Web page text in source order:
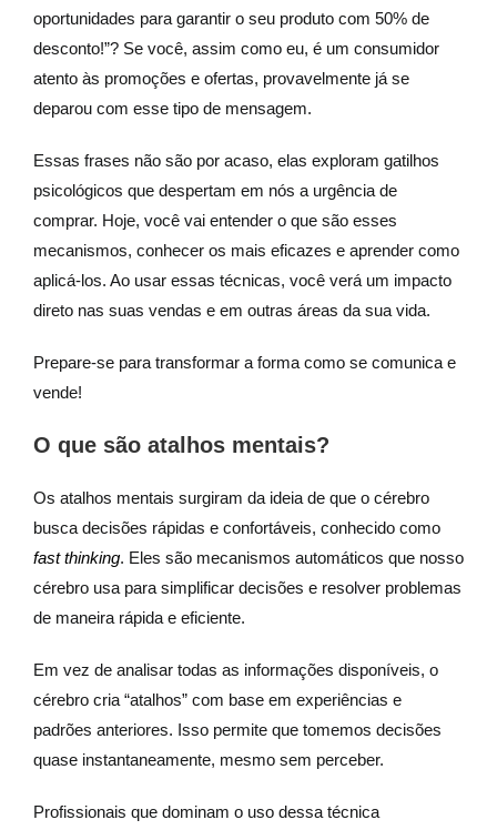
oportunidades para garantir o seu produto com 50% de
desconto!”? Se você, assim como eu, é um consumidor
atento às promoções e ofertas, provavelmente já se
deparou com esse tipo de mensagem.
Essas frases não são por acaso, elas exploram gatilhos
psicológicos que despertam em nós a urgência de
comprar. Hoje, você vai entender o que são esses
mecanismos, conhecer os mais eficazes e aprender como
aplicá-los. Ao usar essas técnicas, você verá um impacto
direto nas suas vendas e em outras áreas da sua vida.
Prepare-se para transformar a forma como se comunica e
vende!
O que são atalhos mentais?
Os atalhos mentais surgiram da ideia de que o cérebro
busca decisões rápidas e confortáveis, conhecido como
fast thinking. Eles são mecanismos automáticos que nosso
cérebro usa para simplificar decisões e resolver problemas
de maneira rápida e eficiente.
Em vez de analisar todas as informações disponíveis, o
cérebro cria “atalhos” com base em experiências e
padrões anteriores. Isso permite que tomemos decisões
quase instantaneamente, mesmo sem perceber.
Profissionais que dominam o uso dessa técnica